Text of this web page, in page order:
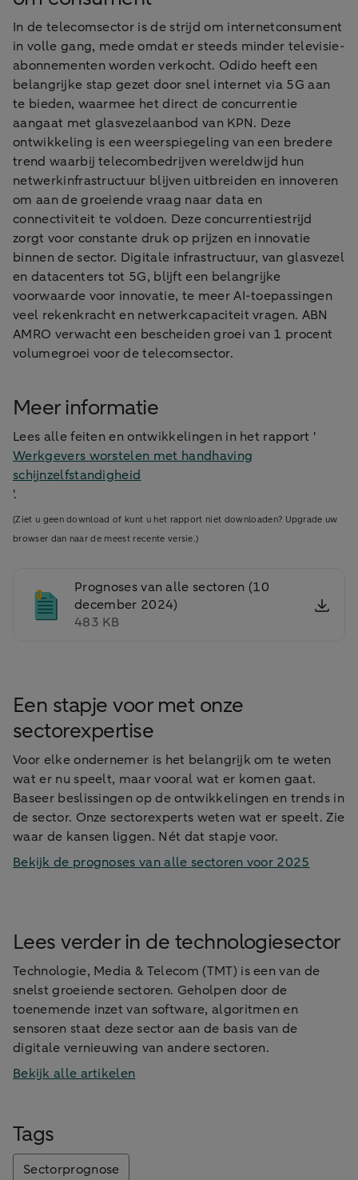
In de telecomsector is de strijd om internetconsument
in volle gang, mede omdat er steeds minder televisie-
abonnementen worden verkocht. Odido heeft een
belangrijke stap gezet door snel internet via 5G aan
te bieden, waarmee het direct de concurrentie
aangaat met glasvezelaanbod van KPN. Deze
ontwikkeling is een weerspiegeling van een bredere
trend waarbij telecombedrijven wereldwijd hun
netwerkinfrastructuur blijven uitbreiden en innoveren
om aan de groeiende vraag naar data en
connectiviteit te voldoen. Deze concurrentiestrijd
zorgt voor constante druk op prijzen en innovatie
binnen de sector. Digitale infrastructuur, van glasvezel
en datacenters tot 5G, blijft een belangrijke
voorwaarde voor innovatie, te meer AI-toepassingen
veel rekenkracht en netwerkcapaciteit vragen. ABN
AMRO verwacht een bescheiden groei van 1 procent
volumegroei voor de telecomsector.
Meer informatie
Lees alle feiten en ontwikkelingen in het rapport '
Werkgevers worstelen met handhaving
schijnzelfstandigheid
'.
(Ziet u geen download of kunt u het rapport niet downloaden? Upgrade uw
browser dan naar de meest recente versie.)
Prognoses van alle sectoren (10
december 2024)
483 KB
Een stapje voor met onze
sectorexpertise
Voor elke ondernemer is het belangrijk om te weten
wat er nu speelt, maar vooral wat er komen gaat.
Baseer beslissingen op de ontwikkelingen en trends in
de sector. Onze sectorexperts weten wat er speelt. Zie
waar de kansen liggen. Nét dat stapje voor.
Bekijk de prognoses van alle sectoren voor 2025
Lees verder in de technologiesector
Technologie, Media & Telecom (TMT) is een van de
snelst groeiende sectoren. Geholpen door de
toenemende inzet van software, algoritmen en
sensoren staat deze sector aan de basis van de
digitale vernieuwing van andere sectoren.
Bekijk alle artikelen
Tags
Sectorprognose